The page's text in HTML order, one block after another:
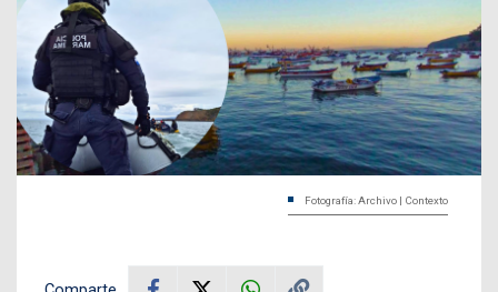
Fotografía: Archivo | Contexto